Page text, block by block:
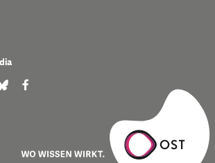
youtube
on: linkedin
us on: bluesky
find us on: facebook